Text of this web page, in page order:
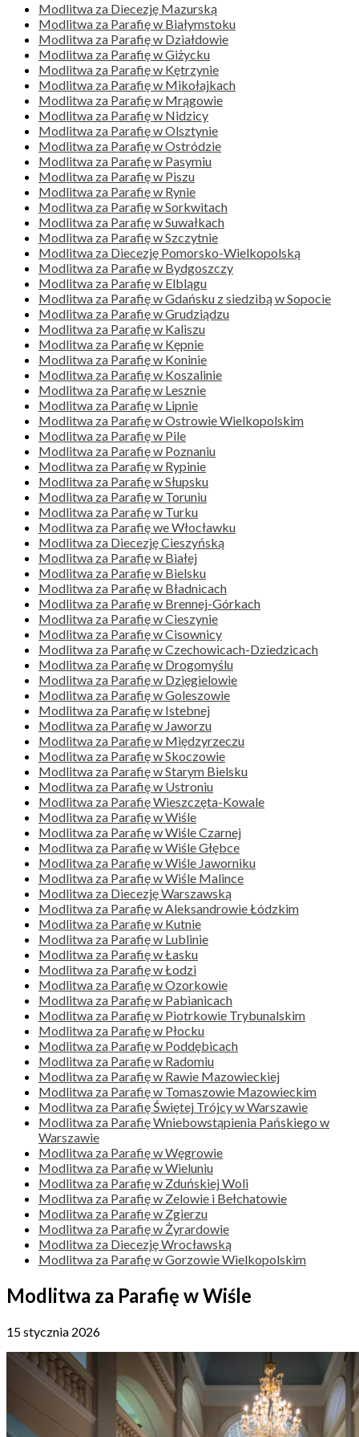
Modlitwa za Diecezję Mazurską
Modlitwa za Parafię w Białymstoku
Modlitwa za Parafię w Działdowie
Modlitwa za Parafię w Giżycku
Modlitwa za Parafię w Kętrzynie
Modlitwa za Parafię w Mikołajkach
Modlitwa za Parafię w Mrągowie
Modlitwa za Parafię w Nidzicy
Modlitwa za Parafię w Olsztynie
Modlitwa za Parafię w Ostródzie
Modlitwa za Parafię w Pasymiu
Modlitwa za Parafię w Piszu
Modlitwa za Parafię w Rynie
Modlitwa za Parafię w Sorkwitach
Modlitwa za Parafię w Suwałkach
Modlitwa za Parafię w Szczytnie
Modlitwa za Diecezję Pomorsko-Wielkopolską
Modlitwa za Parafię w Bydgoszczy
Modlitwa za Parafię w Elblągu
Modlitwa za Parafię w Gdańsku z siedzibą w Sopocie
Modlitwa za Parafię w Grudziądzu
Modlitwa za Parafię w Kaliszu
Modlitwa za Parafię w Kępnie
Modlitwa za Parafię w Koninie
Modlitwa za Parafię w Koszalinie
Modlitwa za Parafię w Lesznie
Modlitwa za Parafię w Lipnie
Modlitwa za Parafię w Ostrowie Wielkopolskim
Modlitwa za Parafię w Pile
Modlitwa za Parafię w Poznaniu
Modlitwa za Parafię w Rypinie
Modlitwa za Parafię w Słupsku
Modlitwa za Parafię w Toruniu
Modlitwa za Parafię w Turku
Modlitwa za Parafię we Włocławku
Modlitwa za Diecezję Cieszyńską
Modlitwa za Parafię w Białej
Modlitwa za Parafię w Bielsku
Modlitwa za Parafię w Bładnicach
Modlitwa za Parafię w Brennej-Górkach
Modlitwa za Parafię w Cieszynie
Modlitwa za Parafię w Cisownicy
Modlitwa za Parafię w Czechowicach-Dziedzicach
Modlitwa za Parafię w Drogomyślu
Modlitwa za Parafię w Dzięgielowie
Modlitwa za Parafię w Goleszowie
Modlitwa za Parafię w Istebnej
Modlitwa za Parafię w Jaworzu
Modlitwa za Parafię w Międzyrzeczu
Modlitwa za Parafię w Skoczowie
Modlitwa za Parafię w Starym Bielsku
Modlitwa za Parafię w Ustroniu
Modlitwa za Parafię Wieszczęta-Kowale
Modlitwa za Parafię w Wiśle
Modlitwa za Parafię w Wiśle Czarnej
Modlitwa za Parafię w Wiśle Głębce
Modlitwa za Parafię w Wiśle Jaworniku
Modlitwa za Parafię w Wiśle Malince
Modlitwa za Diecezję Warszawską
Modlitwa za Parafię w Aleksandrowie Łódzkim
Modlitwa za Parafię w Kutnie
Modlitwa za Parafię w Lublinie
Modlitwa za Parafię w Łasku
Modlitwa za Parafię w Łodzi
Modlitwa za Parafię w Ozorkowie
Modlitwa za Parafię w Pabianicach
Modlitwa za Parafię w Piotrkowie Trybunalskim
Modlitwa za Parafię w Płocku
Modlitwa za Parafię w Poddębicach
Modlitwa za Parafię w Radomiu
Modlitwa za Parafię w Rawie Mazowieckiej
Modlitwa za Parafię w Tomaszowie Mazowieckim
Modlitwa za Parafię Świętej Trójcy w Warszawie
Modlitwa za Parafię Wniebowstąpienia Pańskiego w
Warszawie
Modlitwa za Parafię w Węgrowie
Modlitwa za Parafię w Wieluniu
Modlitwa za Parafię w Zduńskiej Woli
Modlitwa za Parafię w Zelowie i Bełchatowie
Modlitwa za Parafię w Zgierzu
Modlitwa za Parafię w Żyrardowie
Modlitwa za Diecezję Wrocławską
Modlitwa za Parafię w Gorzowie Wielkopolskim
Modlitwa za Parafię w Wiśle
15 stycznia 2026